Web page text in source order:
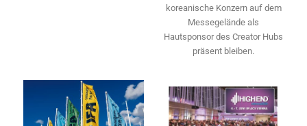
koreanische Konzern auf dem
Messegelände als
Hautsponsor des Creator Hubs
präsent bleiben.